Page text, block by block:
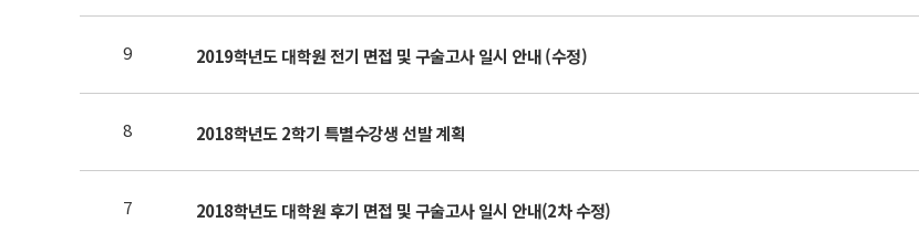
9 2019학년도 대학원 전기 면접 및 구술고사 일시 안내 (수정)
8 2018학년도 2학기 특별수강생 선발 계획
7 2018학년도 대학원 후기 면접 및 구술고사 일시 안내(2차 수정)